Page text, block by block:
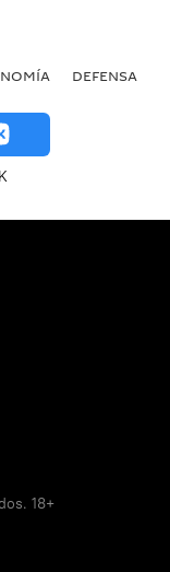
DEFENSA
18+